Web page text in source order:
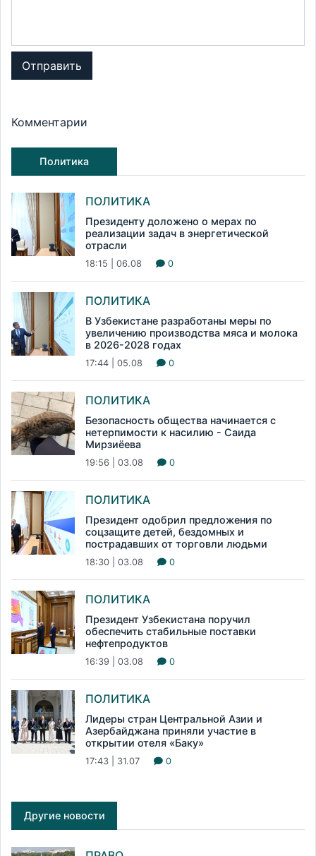
Отправить
Комментарии
Политика
ПОЛИТИКА
Президенту доложено о мерах по
реализации задач в энергетической
отрасли
18:15 | 06.08 0
ПОЛИТИКА
В Узбекистане разработаны меры по
увеличению производства мяса и молока
в 2026-2028 годах
17:44 | 05.08 0
ПОЛИТИКА
Безопасность общества начинается с
нетерпимости к насилию - Саида
Мирзиёева
19:56 | 03.08 0
ПОЛИТИКА
Президент одобрил предложения по
соцзащите детей, бездомных и
пострадавших от торговли людьми
18:30 | 03.08 0
ПОЛИТИКА
Президент Узбекистана поручил
обеспечить стабильные поставки
нефтепродуктов
16:39 | 03.08 0
ПОЛИТИКА
Лидеры стран Центральной Азии и
Азербайджана приняли участие в
открытии отеля «Баку»
17:43 | 31.07 0
Другие новости